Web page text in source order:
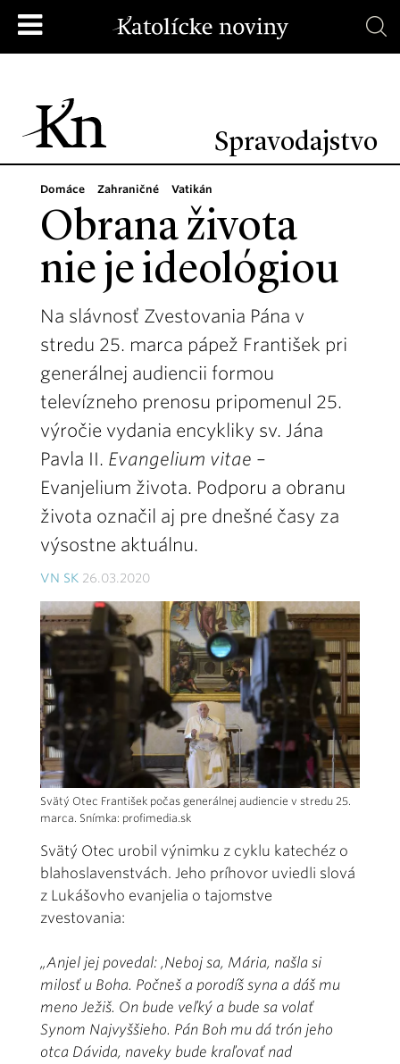
Spravodajstvo
Domáce Zahraničné Vatikán
Obrana života
nie je ideológiou
Na slávnosť Zvestovania Pána v
stredu 25. marca pápež František pri
generálnej audiencii formou
televízneho prenosu pripomenul 25.
výročie vydania encykliky sv. Jána
Pavla II. Evangelium vitae –
Evanjelium života. Podporu a obranu
života označil aj pre dnešné časy za
výsostne aktuálnu.
VN SK 26.03.2020
Svätý Otec František počas generálnej audiencie v stredu 25.
marca. Snímka: profimedia.sk
Svätý Otec urobil výnimku z cyklu katechéz o
blahoslavenstvách. Jeho príhovor uviedli slová
z Lukášovho evanjelia o tajomstve
zvestovania:
„Anjel jej povedal: ‚Neboj sa, Mária, našla si
milosť u Boha. Počneš a porodíš syna a dáš mu
meno Ježiš. On bude veľký a bude sa volať
Synom Najvyššieho. Pán Boh mu dá trón jeho
otca Dávida, naveky bude kraľovať nad